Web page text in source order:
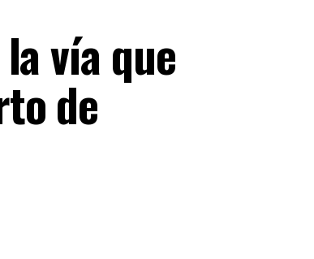
vía que
de